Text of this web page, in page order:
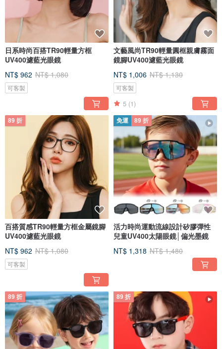
日系時尚百搭TR90輕量方框
UV400濾藍光眼鏡
NT$ 962 NT$ 1,080
可客製
文藝風尚TR90輕量圓框親膚霧面
鏡腳UV400濾藍光眼鏡
NT$ 1,006 NT$ 1,130
可客製
5 (1)
89 折
百搭質感TR90輕量方框金屬鏡腳
UV400濾藍光眼鏡
NT$ 962 NT$ 1,080
可客製
免運 89 折
活力時尚運動流線設計矽膠彈性
兒童UV400太陽眼鏡│偏光墨鏡
NT$ 1,318 NT$ 1,480
89 折 89 折